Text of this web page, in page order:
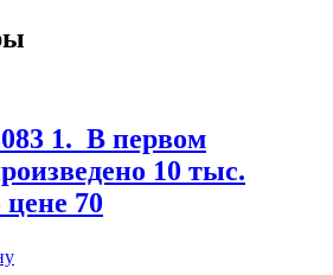
1. В первом
10 тыс.
70